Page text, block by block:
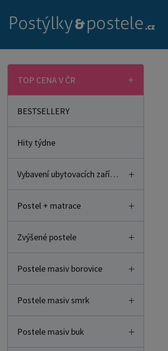
TOP CENA V ČR
BESTSELLERY
Hity týdne
Vybavení ubytovacích zařízení
Postel + matrace
Zvýšené postele
Postele masiv borovice
Postele masiv smrk
Postele masiv buk